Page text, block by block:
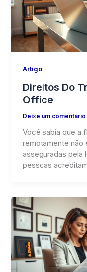
Artigo
Direitos Do
Office
Deixe um comentário
Você sabia que a
remotamente não
asseguradas pela
pessoas